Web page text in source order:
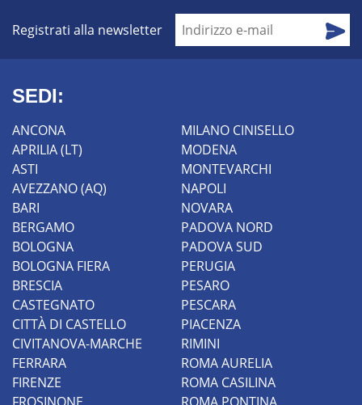
Registrati alla newsletter
SEDI:
ANCONA
APRILIA (LT)
ASTI
AVEZZANO (AQ)
BARI
BERGAMO
BOLOGNA
BOLOGNA FIERA
BRESCIA
CASTEGNATO
CITTÀ DI CASTELLO
CIVITANOVA-MARCHE
FERRARA
FIRENZE
MILANO CINISELLO
MODENA
MONTEVARCHI
NAPOLI
NOVARA
PADOVA NORD
PADOVA SUD
PERUGIA
PESARO
PESCARA
PIACENZA
RIMINI
ROMA AURELIA
ROMA CASILINA